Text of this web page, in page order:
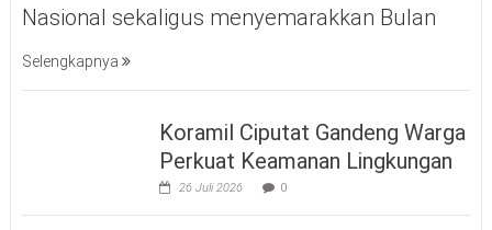
Nasional sekaligus menyemarakkan Bulan
Selengkapnya
Koramil Ciputat Gandeng Warga
Perkuat Keamanan Lingkungan
26 Juli 2026 0